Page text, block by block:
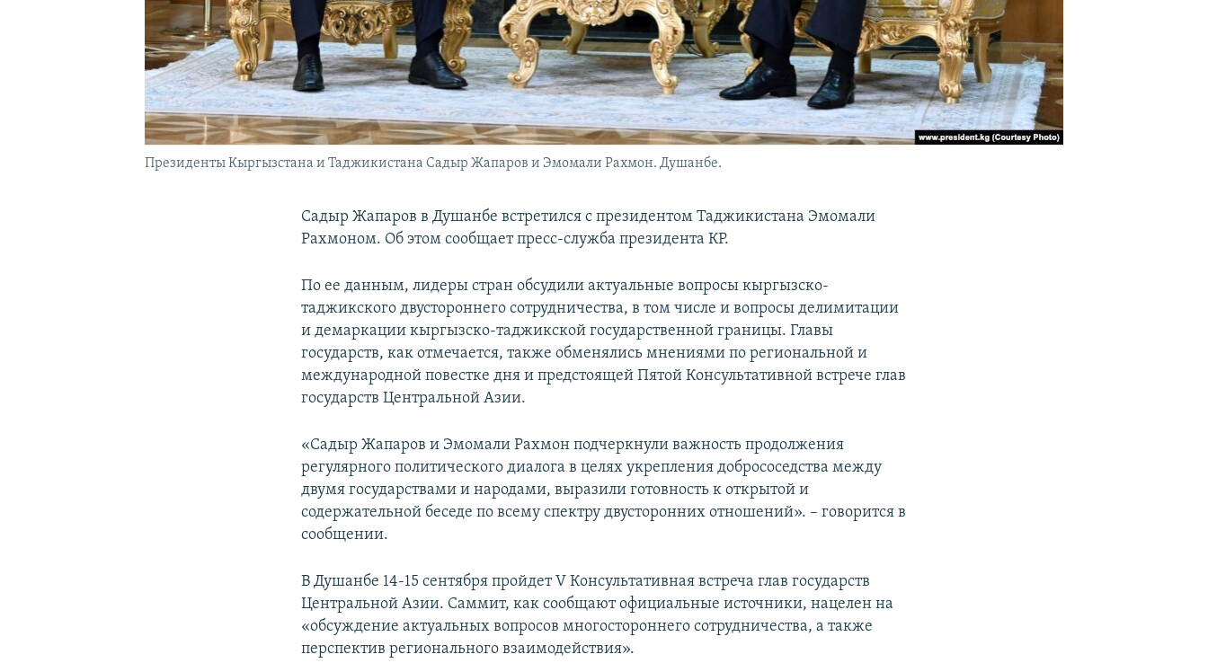
Президенты Кыргызстана и Таджикистана Садыр Жапаров и Эмомали Рахмон. Душанбе.
Садыр Жапаров в Душанбе встретился с президентом Таджикистана Эмомали
Рахмоном. Об этом сообщает пресс-служба президента КР.
По ее данным, лидеры стран обсудили актуальные вопросы кыргызско-
таджикского двустороннего сотрудничества, в том числе и вопросы делимитации
и демаркации кыргызско-таджикской государственной границы. Главы
государств, как отмечается, также обменялись мнениями по региональной и
международной повестке дня и предстоящей Пятой Консультативной встрече глав
государств Центральной Азии.
«Садыр Жапаров и Эмомали Рахмон подчеркнули важность продолжения
регулярного политического диалога в целях укрепления добрососедства между
двумя государствами и народами, выразили готовность к открытой и
содержательной беседе по всему спектру двусторонних отношений». – говорится в
сообщении.
В Душанбе 14-15 сентября пройдет V Консультативная встреча глав государств
Центральной Азии. Саммит, как сообщают официальные источники, нацелен на
«обсуждение актуальных вопросов многостороннего сотрудничества, а также
перспектив регионального взаимодействия».